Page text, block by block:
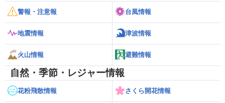
警報・注意報 台風情報
地震情報 津波情報
火山情報 避難情報
自然・季節・レジャー情報
花粉飛散情報 さくら開花情報